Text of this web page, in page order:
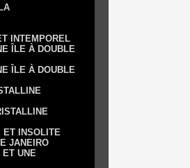
INTEMPOREL
ÎLE À DOUBLE
ÎLE À DOUBLE
ET INSOLITE
JANEIRO
UNE